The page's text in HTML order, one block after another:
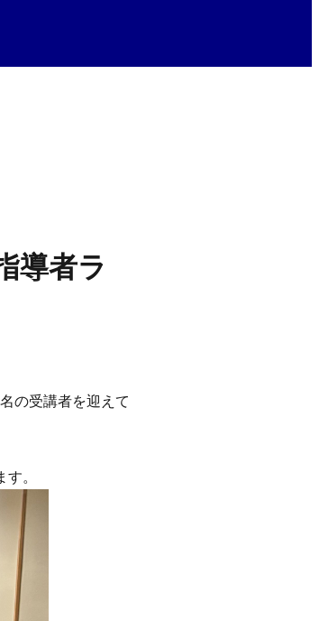
導者ラ
の受講者を迎えて
。